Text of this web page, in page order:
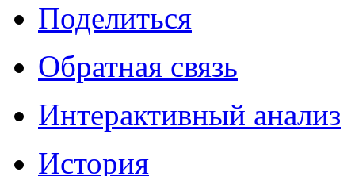
Поделиться
Обратная связь
Интерактивный анализ
История